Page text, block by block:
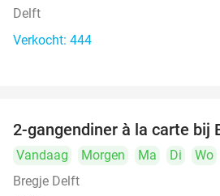
Delft
Verkocht: 444
2-gangendiner à la carte bij
Vandaag Morgen Ma Di Wo
Bregje Delft